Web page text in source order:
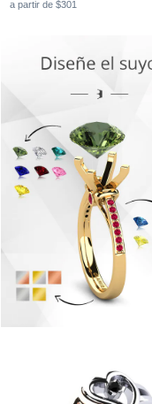
a partir de $301